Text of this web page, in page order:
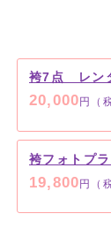
20,000 円（
袴フォトプ
19,800円（